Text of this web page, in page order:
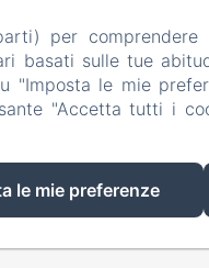
Galleria Dintorni
con Amenitiz
per
basati sulle tue
"Imposta le mie
"Accetta tutti i
le mie preferenze